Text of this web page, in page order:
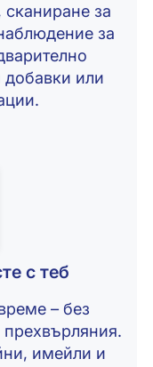
сканиране за
за
или
с теб
– без
имейли и